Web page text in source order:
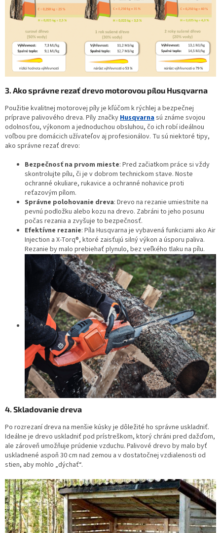
3. Ako správne rezať drevo motorovou pílou Husqvarna
Použitie kvalitnej motorovej píly je kľúčom k rýchlej a bezpečnej
príprave palivového dreva. Píly značky Husqvarnasú známe svojou
odolnosťou, výkonom a jednoduchou obsluhou, čo ich robí ideálnou
voľbou pre domácich užívateľov aj profesionálov. Tu sú niektoré tipy,
ako správne rezať drevo:
Bezpečnosť na prvom mieste: Pred začiatkom práce si vždy
skontrolujte pílu, či je v dobrom technickom stave. Noste
ochranné okuliare, rukavice a ochranné nohavice proti
reťazovým pílom.
Správne polohovanie dreva: Drevo na rezanie umiestnite na
pevnú podložku alebo kozu na drevo. Zabráni to jeho posunu
počas rezania a zvyšuje to bezpečnosť.
Efektívne rezanie: Píla Husqvarna je vybavená funkciami ako Air
Injection a X-Torq®, ktoré zaisťujú silný výkon a úsporu paliva.
Rezanie by malo prebiehať plynulo, bez veľkého tlaku na pílu.
4. Skladovanie dreva
Po rozrezaní dreva na menšie kúsky je dôležité ho správne uskladniť.
Ideálne je drevo uskladniť pod prístreškom, ktorý chráni pred dažďom,
ale zároveň umožňuje prúdenie vzduchu. Palivové drevo by malo byť
uskladnené aspoň 30 cm nad zemou a v dostatočnej vzdialenosti od
stien, aby mohlo „dýchať“.